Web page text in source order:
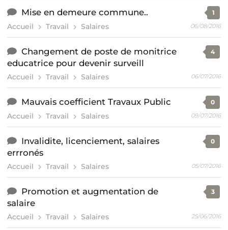
Mise en demeure commune..
Accueil Travail Salaires
1
06/08/2016
Changement de poste de monitrice
educatrice pour devenir surveill
Accueil Travail Salaires
4
06/07/2016
Mauvais coefficient Travaux Public
Accueil Travail Salaires
0
09/07/2016
Invalidite, licenciement, salaires
errronés
Accueil Travail Salaires
0
05/07/2016
Promotion et augmentation de
salaire
Accueil Travail Salaires
3
25/06/2016